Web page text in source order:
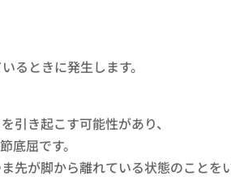
るときに発生します。
引き起こす可能性があり、
底屈です。
先が脚から離れている状態のことをい